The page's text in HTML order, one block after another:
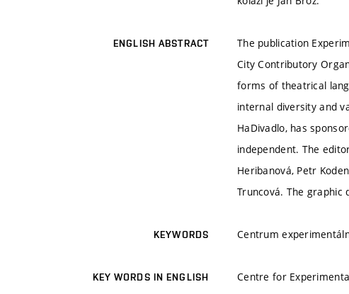
ENGLISH ABSTRACT
The publication
City Contributory
forms of theatrical
internal diversity and
HaDivadlo, has
independent. The
Heribanová, Petr
Truncová. The graphic
KEYWORDS Centrum
KEY WORDS IN ENGLISH Centre for